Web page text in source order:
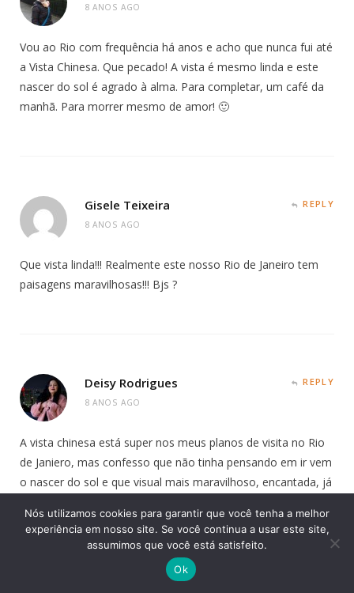
8 ANOS AGO
Vou ao Rio com frequência há anos e acho que nunca fui até
a Vista Chinesa. Que pecado! A vista é mesmo linda e este
nascer do sol é agrado à alma. Para completar, um café da
manhã. Para morrer mesmo de amor! 🙂
Gisele Teixeira
8 ANOS AGO
REPLY
Que vista linda!!! Realmente este nosso Rio de Janeiro tem
paisagens maravilhosas!!! Bjs ?
Deisy Rodrigues
8 ANOS AGO
REPLY
A vista chinesa está super nos meus planos de visita no Rio
de Janiero, mas confesso que não tinha pensando em ir vem
o nascer do sol e que visual mais maravilhoso, encantada, já
horário privilegiado.
Nós utilizamos cookies para garantir que você tenha a melhor
experiência em nosso site. Se você continua a usar este site,
assumimos que você está satisfeito.
Ok